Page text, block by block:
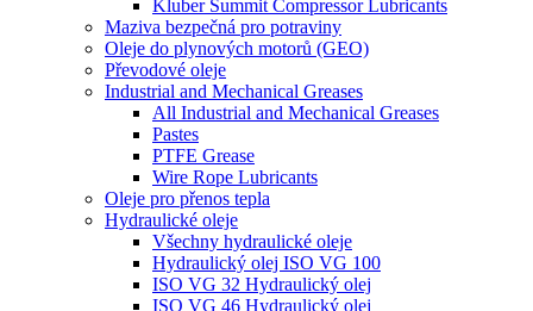
Kluber Summit Compressor Lubricants
Maziva bezpečná pro potraviny
Oleje do plynových motorů (GEO)
Převodové oleje
Industrial and Mechanical Greases
All Industrial and Mechanical Greases
Pastes
PTFE Grease
Wire Rope Lubricants
Oleje pro přenos tepla
Hydraulické oleje
Všechny hydraulické oleje
Hydraulický olej ISO VG 100
ISO VG 32 Hydraulický olej
ISO VG 46 Hydraulický olej